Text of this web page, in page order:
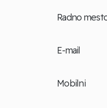
Radno
E-mail
Mobilni